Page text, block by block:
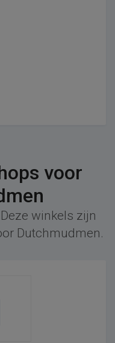
voor
winkels zijn
Dutchmudmen.